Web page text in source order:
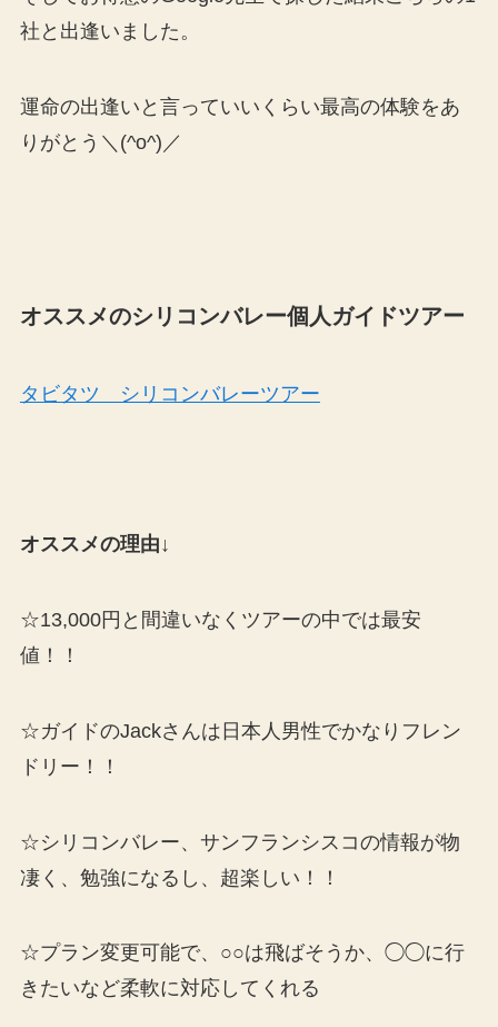
社と出逢いました。
運命の出逢いと言っていいくらい最高の体験をあ
りがとう＼(^o^)／
オススメのシリコンバレー個人ガイドツアー
タビタツ シリコンバレーツアー
オススメの理由↓
☆13,000円と間違いなくツアーの中では最安
値！！
☆ガイドのJackさんは日本人男性でかなりフレン
ドリー！！
☆シリコンバレー、サンフランシスコの情報が物
凄く、勉強になるし、超楽しい！！
☆プラン変更可能で、○○は飛ばそうか、◯◯に行
きたいなど柔軟に対応してくれる